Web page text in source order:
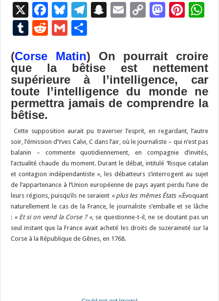
X
F
ac
e
b
o
o
k
Bl
u
es
ky
T
gr
a
m
S
p
c
h
at
E
l
C
y
Li
n
k
M
d
o
n
Pi
es
t
p
p
T
m
bl
r
R
d
di
t
G
ai
l
ta
g
er
(Corse Matin) On pourrait croire
que la bêtise est nettement
supérieure à l’intelligence, car
toute l’intelligence du monde ne
permettra jamais de comprendre la
bêtise.
Cette supposition aurait pu traverser l’esprit, en regardant, l’autre
soir, l’émission d’Yves Calvi, C dans l’air, où le journaliste – qui n’est pas
balanin – commente quotidiennement, en compagnie d’invités,
l’actualité chaude du moment. Durant le débat, intitulé ‘Risque catalan
et contagion indépendantiste », les débatteurs s’interrogent au sujet
de l’appartenance à l’Union européenne de pays ayant perdu l’une de
leurs régions, puisqu’ils ne seraient « plus les mêmes États ».Évoquant
naturellement le cas de la France, le journaliste s’emballe et se lâche
: « Et si on vend la Corse ? », se questionne-t-il, ne se doutant pas un
seul instant que la France avait acheté les droits de suzeraineté sur la
Corse à la République de Gênes, en 1768.